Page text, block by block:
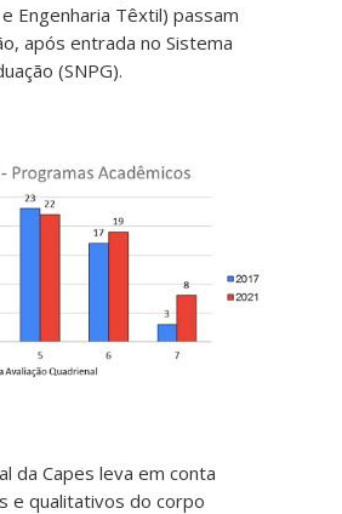
Engenharia Têxtil) passam
após entrada no Sistema
(SNPG).
da Capes leva em conta
e qualitativos do corpo